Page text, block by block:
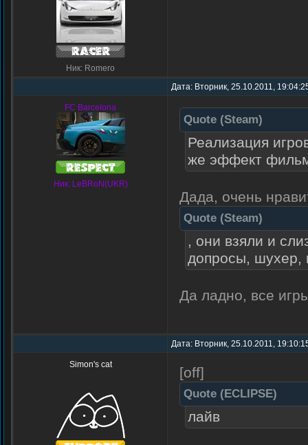
Ник: Romero
Дата: Вторник, 25.10.2011,
FC Barcelona
Ник: LeBRoN(UKR)
Quote (Steam)
Реализация
же эффект
Дада, очень
Quote (Steam)
, они взяли и
допросы, шухер,
Да ладно, все
Дата: Вторник, 25.10.2011,
Simon's cat [off]
Quote (ECLIPSE)
лайв